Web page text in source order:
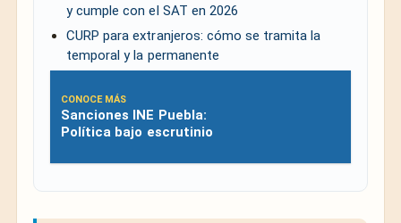
y cumple con el SAT en 2026
CURP para extranjeros: cómo se tramita la
temporal y la permanente
CONOCE MÁS
Sanciones INE Puebla:
Política bajo escrutinio